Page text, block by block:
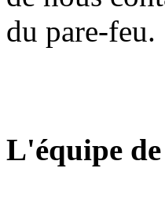
du pare-feu.
L'équipe